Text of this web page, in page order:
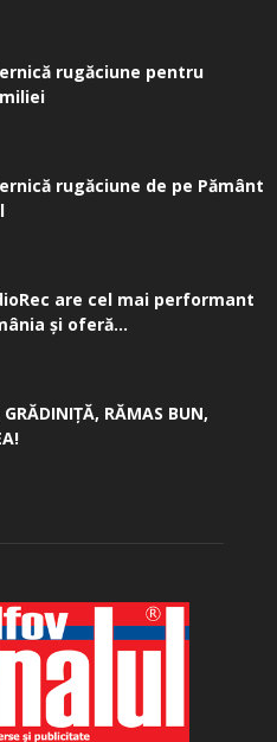
rugăciune pentru
rugăciune de pe Pământ
are cel mai performant
și oferă...
­RĂMAS BUN,